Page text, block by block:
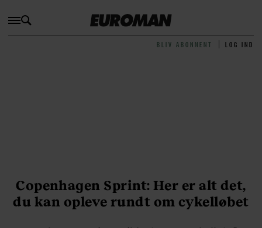
BLIV ABONNENT LOG IND
Copenhagen Sprint: Her er alt det,
du kan opleve rundt om cykelløbet